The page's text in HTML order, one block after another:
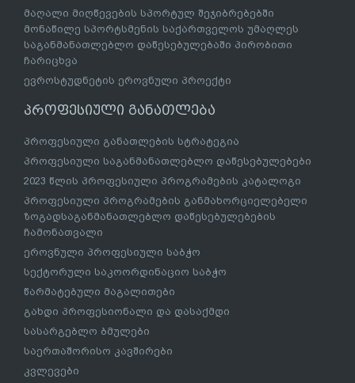
მაღალი მიღწევების სპორტულ შეჯიბრებებში
მონაწილე სპორტსმენის საქართველოს უმაღლეს
საგანმანათლებლო დაწესებულებაში პირობითი
ჩარიცხვა
ევროსტუდნეტის ეროვნული პროექტი
პროფესიული განათლება
პროფესიული განათლების სტრატეგია
პროფესიული საგანმანათლებლო დაწესებულებები
2023 წლის პროფესიული პროგრამების კატალოგი
პროფესიული პროგრამების განმახორციელებელი
ზოგადსაგანმანათლებლო დაწესებულებების
ჩამონათვალი
ეროვნული პროფესიული საბჭო
სექტორული საკოორდინაციო საბჭო
წარმატებული მაგალითები
გახდი პროფესიონალი და დასაქმდი
სასარგებლო ბმულები
საერთაშორისო კავშირები
კვლევები